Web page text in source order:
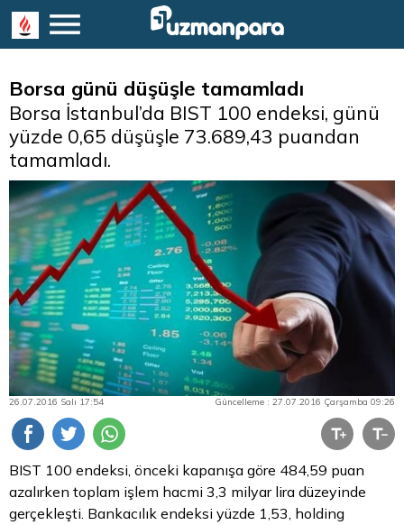
Borsa günü düşüşle tamamladı
Borsa İstanbul’da BIST 100 endeksi, günü
yüzde 0,65 düşüşle 73.689,43 puandan
tamamladı.
26.07.2016 Salı 17:54 Güncelleme : 27.07.2016 Çarşamba 09:26
BIST 100 endeksi, önceki kapanışa göre 484,59 puan
azalırken toplam işlem hacmi 3,3 milyar lira düzeyinde
gerçekleşti. Bankacılık endeksi yüzde 1,53, holding